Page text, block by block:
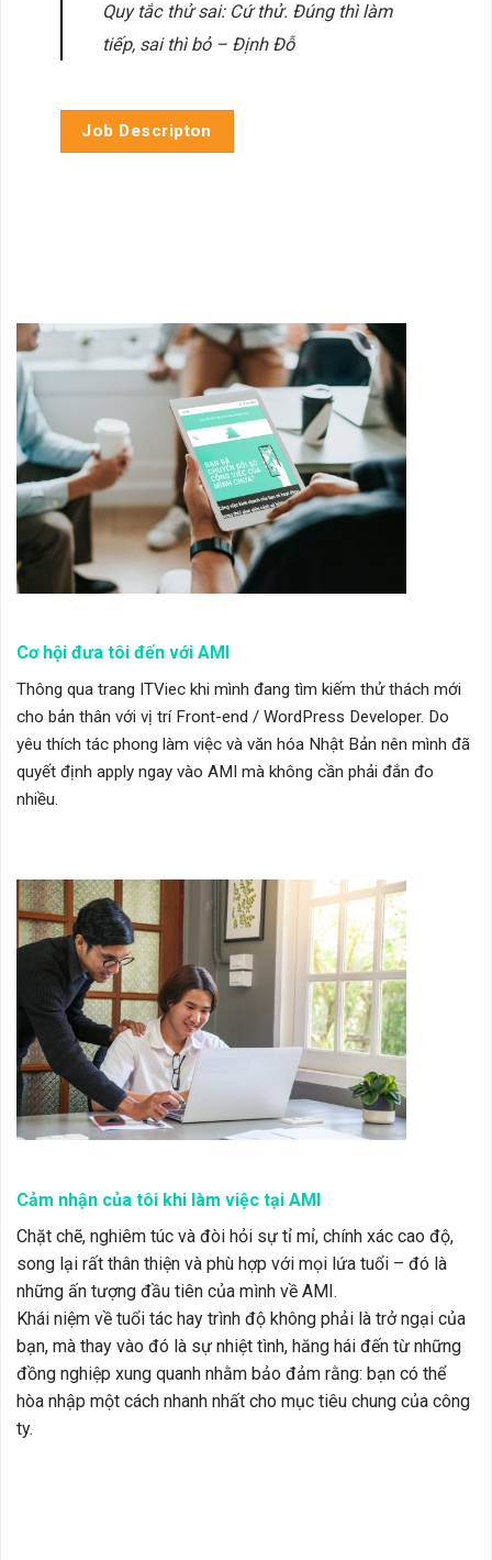
Quy tắc thử sai: Cứ thử. Đúng thì làm
tiếp, sai thì bỏ – Định Đỗ
Job Descripton
Cơ hội đưa tôi đến với AMI
Thông qua trang ITViec khi mình đang tìm kiếm thử thách mới
cho bản thân với vị trí Front-end / WordPress Developer. Do
yêu thích tác phong làm việc và văn hóa Nhật Bản nên mình đã
quyết định apply ngay vào AMI mà không cần phải đắn đo
nhiều.
Cảm nhận của tôi khi làm việc tại AMI
Chặt chẽ, nghiêm túc và đòi hỏi sự tỉ mỉ, chính xác cao độ,
song lại rất thân thiện và phù hợp với mọi lứa tuổi – đó là
những ấn tượng đầu tiên của mình về AMI.
Khái niệm về tuổi tác hay trình độ không phải là trở ngại của
bạn, mà thay vào đó là sự nhiệt tình, hăng hái đến từ những
đồng nghiệp xung quanh nhằm bảo đảm rằng: bạn có thể
hòa nhập một cách nhanh nhất cho mục tiêu chung của công
ty.